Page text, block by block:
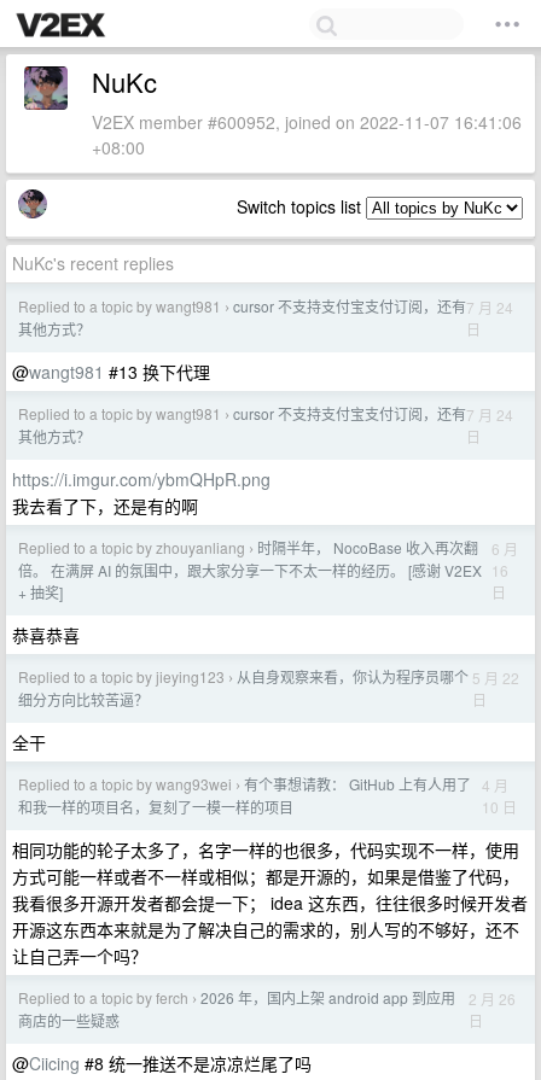
NuKc
V2EX member #600952, joined on 2022-11-07 16:41:06
+08:00
Switch topics list
NuKc's recent replies
Replied to a topic by wangt981 › cursor 不支持支付宝支付订阅，还有
其他方式？
7 月 24
日
@wangt981 #13 换下代理
Replied to a topic by wangt981 › cursor 不支持支付宝支付订阅，还有
其他方式？
7 月 24
日
https://i.imgur.com/ybmQHpR.png
我去看了下，还是有的啊
Replied to a topic by zhouyanliang › 时隔半年， NocoBase 收入再次翻
倍。 在满屏 AI 的氛围中，跟大家分享一下不太一样的经历。 [感谢 V2EX
+ 抽奖]
6 月
16
日
恭喜恭喜
Replied to a topic by jieying123 › 从自身观察来看，你认为程序员哪个
细分方向比较苦逼？
5 月 22
日
全干
Replied to a topic by wang93wei › 有个事想请教： GitHub 上有人用了
和我一样的项目名，复刻了一模一样的项目
4 月
10 日
相同功能的轮子太多了，名字一样的也很多，代码实现不一样，使用
方式可能一样或者不一样或相似；都是开源的，如果是借鉴了代码，
我看很多开源开发者都会提一下； idea 这东西，往往很多时候开发者
开源这东西本来就是为了解决自己的需求的，别人写的不够好，还不
让自己弄一个吗？
Replied to a topic by ferch › 2026 年，国内上架 android app 到应用
商店的一些疑惑
2 月 26
日
@Ciicing #8 统一推送不是凉凉烂尾了吗